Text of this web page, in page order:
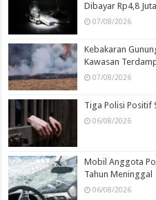
Dibayar Rp4,8 Juta
07/08/2026
Kebakaran
Kawasan
07/08/2026
Tiga Polisi Positif
06/08/2026
Mobil Anggota
Tahun Meninggal
06/08/2026